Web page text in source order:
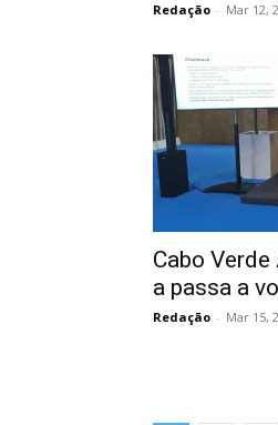
Redação - Mar 12,
Cabo
a passa a
Redação - Mar 15,